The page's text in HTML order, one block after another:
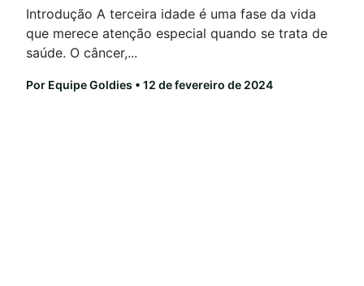
Introdução A terceira idade é uma fase da vida
que merece atenção especial quando se trata de
saúde. O câncer,...
Por Equipe Goldies • 12 de fevereiro de 2024